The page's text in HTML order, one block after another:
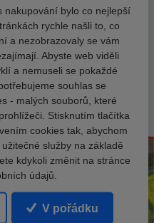
nakupování bylo co nejlepší
rychle našli to, co
a nezobrazovaly se vám
Abyste web viděli
a nemuseli se pokaždé
souhlas se
- malých souborů, které
Stisknutím tlačítka
cookies tak, abychom
služby na základě
kdykoli změnit na stránce
údajů.
V pořádku